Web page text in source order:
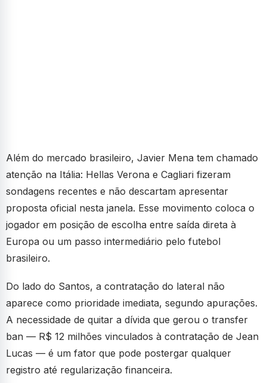
Além do mercado brasileiro, Javier Mena tem chamado
atenção na Itália: Hellas Verona e Cagliari fizeram
sondagens recentes e não descartam apresentar
proposta oficial nesta janela. Esse movimento coloca o
jogador em posição de escolha entre saída direta à
Europa ou um passo intermediário pelo futebol
brasileiro.
Do lado do Santos, a contratação do lateral não
aparece como prioridade imediata, segundo apurações.
A necessidade de quitar a dívida que gerou o transfer
ban — R$ 12 milhões vinculados à contratação de Jean
Lucas — é um fator que pode postergar qualquer
registro até regularização financeira.